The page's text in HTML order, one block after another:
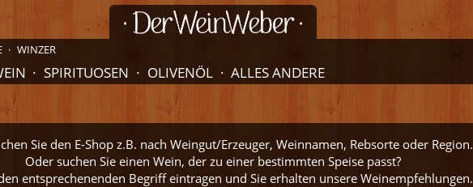
WINZER
SPIRITUOSEN OLIVENÖL ALLES ANDERE
Sie den E-Shop z.B. nach Weingut/Erzeuger, Weinnamen, Rebsorte oder Region.
Oder suchen Sie einen Wein, der zu einer bestimmten Speise passt?
entsprechenenden Begriff eintragen und Sie erhalten unsere Weinempfehlungen.